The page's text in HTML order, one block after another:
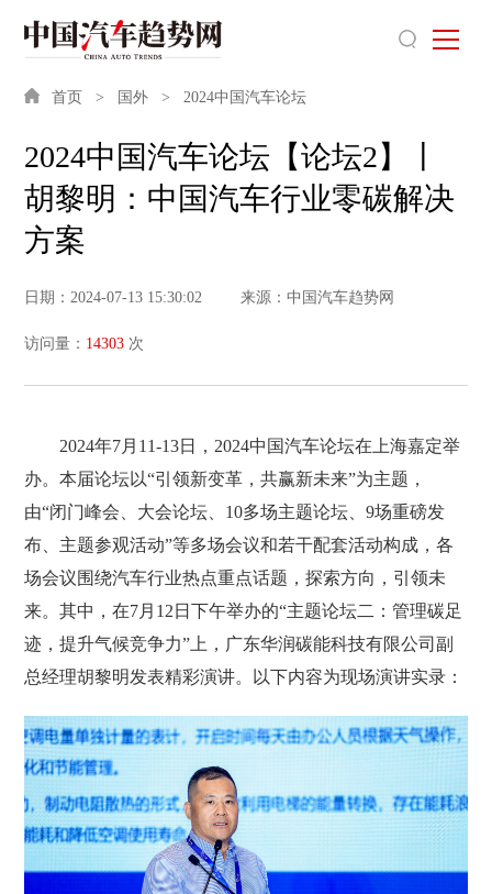
首页 国外 2024中国汽车论坛
2024中国汽车论坛【论坛2】丨
胡黎明：中国汽车行业零碳解决
方案
日期：2024-07-13 15:30:02 来源：中国汽车趋势网
访问量： 14303 次
2024年7月11-13日，2024中国汽车论坛在上海嘉定举
办。本届论坛以“引领新变革，共赢新未来”为主题，
由“闭门峰会、大会论坛、10多场主题论坛、9场重磅发
布、主题参观活动”等多场会议和若干配套活动构成，各
场会议围绕汽车行业热点重点话题，探索方向，引领未
来。其中，在7月12日下午举办的“主题论坛二：管理碳足
迹，提升气候竞争力”上，广东华润碳能科技有限公司副
总经理胡黎明发表精彩演讲。以下内容为现场演讲实录：